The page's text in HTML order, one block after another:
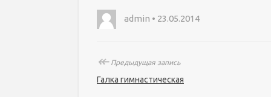
admin • 23.05.2014
↞Предыдущая запись
Галка гимнастическая